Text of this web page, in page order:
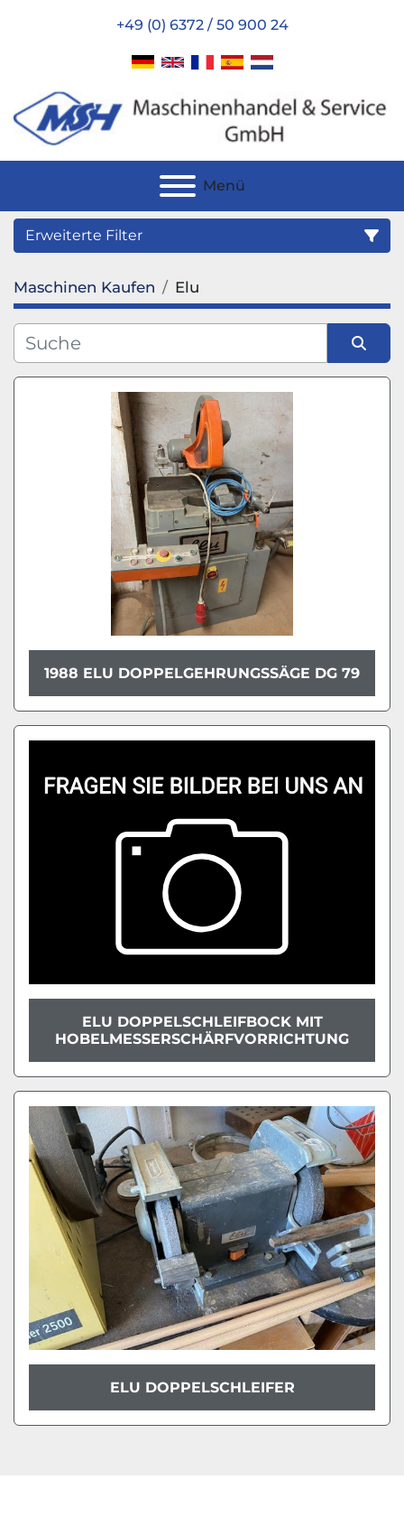
+49 (0) 6372 / 50 900 24
Menü
Erweiterte Filter
Kategorie
Hersteller
Maschinen Kaufen Elu
Sortieren nach
1988 ELU DOPPELGEHRUNGSSÄGE DG 79
ELU DOPPELSCHLEIFBOCK MIT
HOBELMESSERSCHÄRFVORRICHTUNG
ELU DOPPELSCHLEIFER